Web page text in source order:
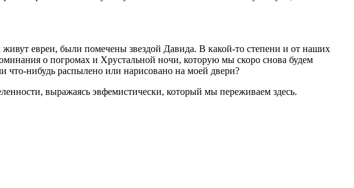
евреи, были помечены звездой Давида. В какой-то степени и от наших
о погромах и Хрустальной ночи, которую мы скоро снова будем
что-нибудь распылено или нарисовано на моей двери?
выражаясь эвфемистически, который мы переживаем здесь.